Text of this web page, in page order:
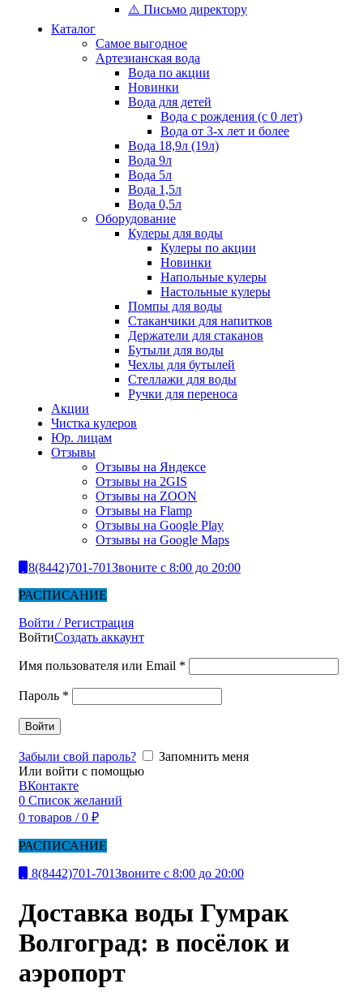
⚠️ Письмо директору
Каталог
Самое выгодное
Артезианская вода
Вода по акции
Новинки
Вода для детей
Вода с рождения (с 0 лет)
Вода от 3-х лет и более
Вода 18,9л (19л)
Вода 9л
Вода 5л
Вода 1,5л
Вода 0,5л
Оборудование
Кулеры для воды
Кулеры по акции
Новинки
Напольные кулеры
Настольные кулеры
Помпы для воды
Стаканчики для напитков
Держатели для стаканов
Бутыли для воды
Чехлы для бутылей
Стеллажи для воды
Ручки для переноса
Акции
Чистка кулеров
Юр. лицам
Отзывы
Отзывы на Яндексе
Отзывы на 2GIS
Отзывы на ZOON
Отзывы на Flamp
Отзывы на Google Play
Отзывы на Google Maps
8(8442)701-701Звоните с 8:00 до 20:00
РАСПИСАНИЕ
Войти / Регистрация
ВойтиСоздать аккаунт
Имя пользователя или Email *
Пароль *
Войти
Забыли свой пароль?
Запомнить меня
Или войти с помощью
ВКонтакте
0 Список желаний
0 товаров / 0 ₽
РАСПИСАНИЕ
8(8442)701-701Звоните с 8:00 до 20:00
Доставка воды Гумрак
Волгоград: в посёлок и
аэропорт